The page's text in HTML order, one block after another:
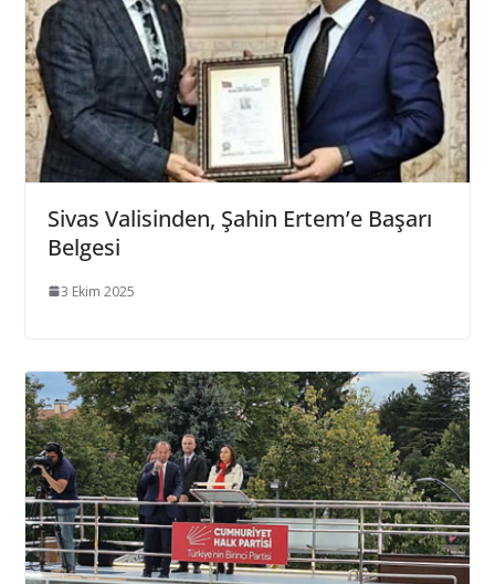
Sivas Valisinden, Şahin Ertem’e Başarı
Belgesi
3 Ekim 2025